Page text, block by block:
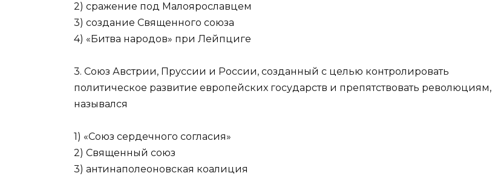
2) сражение под Малоярославцем
3) создание Священного союза
4) «Битва народов» при Лейпциге
3. Союз Австрии, Пруссии и России, созданный с целью контролировать
политическое развитие европейских государств и препятствовать революциям,
назывался
1) «Союз сердечного согласия»
2) Священный союз
3) антинаполеоновская коалиция